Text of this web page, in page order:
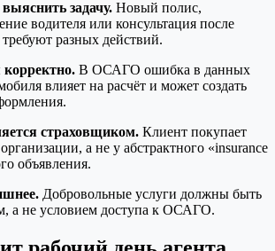
задачу. Новый полис,
водителя или консультация после
разных действий.
корректно. В ОСАГО ошибка в данных
влияет на расчёт и может создать
страховщиком. Клиент покупает
а не у абстрактного «insurance
объявления.
Добровольные услуги должны быть
а не условием доступа к ОСАГО.